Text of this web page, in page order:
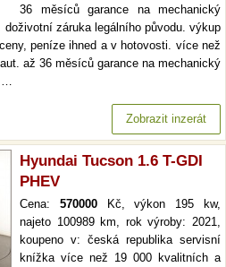
36 měsíců garance na mechanický
záruka legálního původu. výkup
peníze ihned a v hotovosti. více než
až 36 měsíců garance na mechanický
Zobrazit inzerát
Hyundai Tucson 1.6 T-GDI
PHEV
Cena: 570000Kč, výkon 195 kw,
najeto 100989 km, rok výroby: 2021,
koupeno v: česká republika servisní
knížka více než 19 000 kvalitních a